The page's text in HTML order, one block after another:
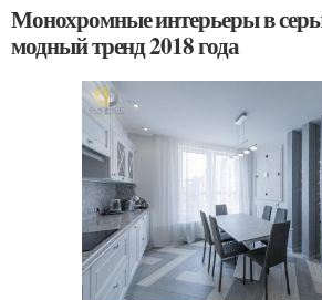
Монохромные интерьеры в
модный тренд 2018 года